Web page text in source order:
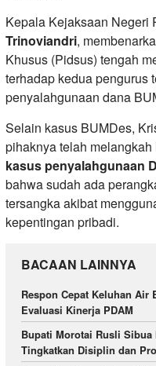
Kepala Kejaksaan Negeri
Trinoviandri,
Khusus (Pidsus) tengah
terhadap kedua pengurus
penyalahgunaan dana
​Selain kasus BUMDes,
pihaknya telah
kasus penyalahgunaan
bahwa sudah ada
tersangka akibat
kepentingan pribadi.
BACAAN LAINNYA
Respon Cepat Keluhan
Evaluasi Kinerja PDAM
Bupati Morotai Rusli
Tingkatkan Disiplin dan